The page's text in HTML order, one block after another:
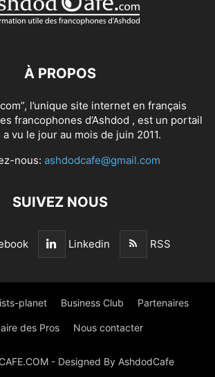
À PROPOS
l’unique site internet en français
francophones d’Ashdod , est un portail
vu le jour au mois de juin 2011.
nous: ashdodcafe@gmail.com
SUIVEZ NOUS
Linkedin RSS
planet Business Club Partenaires
des Pros Nous contacter
- Designed By AshdodCafe